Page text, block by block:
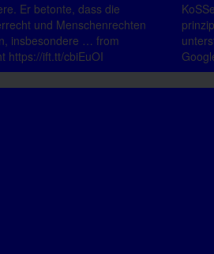
Er betonte, dass die
und Menschenrechten
insbesondere … from
https://ift.tt/cbiEuOI